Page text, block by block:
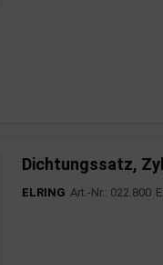
Dichtungssatz,
ELRING Art.-Nr.: 022.800